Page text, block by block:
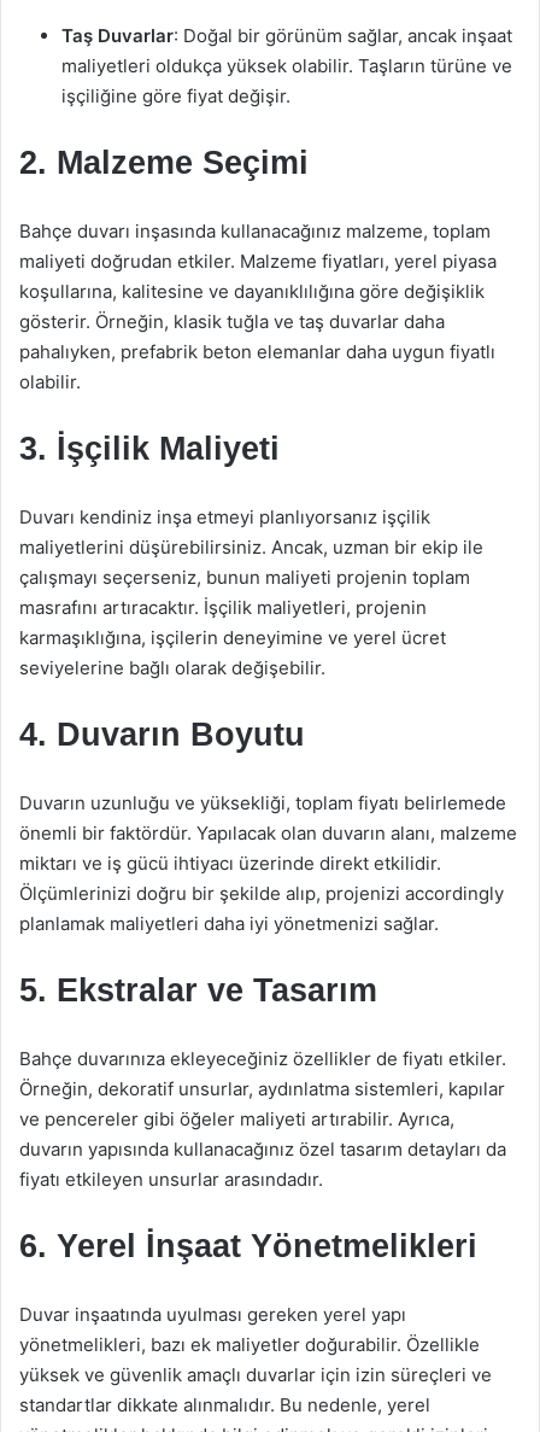
Taş Duvarlar: Doğal bir görünüm sağlar, ancak inşaat
maliyetleri oldukça yüksek olabilir. Taşların türüne ve
işçiliğine göre fiyat değişir.
2. Malzeme Seçimi
Bahçe duvarı inşasında kullanacağınız malzeme, toplam
maliyeti doğrudan etkiler. Malzeme fiyatları, yerel piyasa
koşullarına, kalitesine ve dayanıklılığına göre değişiklik
gösterir. Örneğin, klasik tuğla ve taş duvarlar daha
pahalıyken, prefabrik beton elemanlar daha uygun fiyatlı
olabilir.
3. İşçilik Maliyeti
Duvarı kendiniz inşa etmeyi planlıyorsanız işçilik
maliyetlerini düşürebilirsiniz. Ancak, uzman bir ekip ile
çalışmayı seçerseniz, bunun maliyeti projenin toplam
masrafını artıracaktır. İşçilik maliyetleri, projenin
karmaşıklığına, işçilerin deneyimine ve yerel ücret
seviyelerine bağlı olarak değişebilir.
4. Duvarın Boyutu
Duvarın uzunluğu ve yüksekliği, toplam fiyatı belirlemede
önemli bir faktördür. Yapılacak olan duvarın alanı, malzeme
miktarı ve iş gücü ihtiyacı üzerinde direkt etkilidir.
Ölçümlerinizi doğru bir şekilde alıp, projenizi accordingly
planlamak maliyetleri daha iyi yönetmenizi sağlar.
5. Ekstralar ve Tasarım
Bahçe duvarınıza ekleyeceğiniz özellikler de fiyatı etkiler.
Örneğin, dekoratif unsurlar, aydınlatma sistemleri, kapılar
ve pencereler gibi öğeler maliyeti artırabilir. Ayrıca,
duvarın yapısında kullanacağınız özel tasarım detayları da
fiyatı etkileyen unsurlar arasındadır.
6. Yerel İnşaat Yönetmelikleri
Duvar inşaatında uyulması gereken yerel yapı
yönetmelikleri, bazı ek maliyetler doğurabilir. Özellikle
yüksek ve güvenlik amaçlı duvarlar için izin süreçleri ve
standartlar dikkate alınmalıdır. Bu nedenle, yerel